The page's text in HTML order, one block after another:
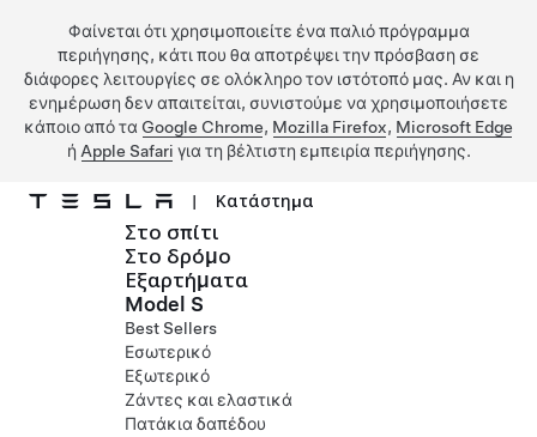
Φαίνεται ότι χρησιμοποιείτε ένα παλιό πρόγραμμα
περιήγησης, κάτι που θα αποτρέψει την πρόσβαση σε
διάφορες λειτουργίες σε ολόκληρο τον ιστότοπό μας. Αν και η
ενημέρωση δεν απαιτείται, συνιστούμε να χρησιμοποιήσετε
κάποιο από τα Google Chrome, Mozilla Firefox, Microsoft Edge
ή Apple Safari για τη βέλτιστη εμπειρία περιήγησης.
Μετάβαση στο κύριο περιεχόμενο
| Κατάστημα
Στο σπίτι
Στο δρόμο
Εξαρτήματα
Model S
Best Sellers
Εσωτερικό
Εξωτερικό
Ζάντες και ελαστικά
Πατάκια δαπέδου